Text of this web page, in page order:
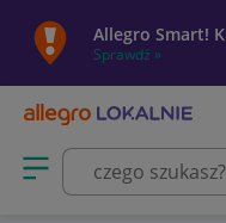
Allegro Smart!
Sprawdź »
Otwórz menu z